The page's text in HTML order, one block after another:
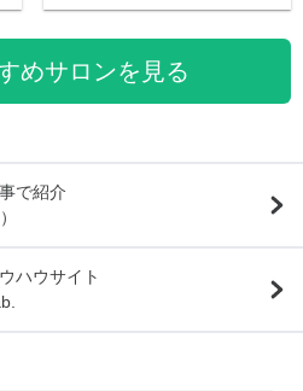
めサロンを見る
で紹介
ハウサイト